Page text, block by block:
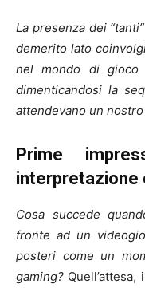
La presenza dei
demerito lato
nel mondo di gioco
dimenticandosi la
attendevano un
Prime
interpretazione
Cosa succede
fronte ad un
posteri come un
gaming?